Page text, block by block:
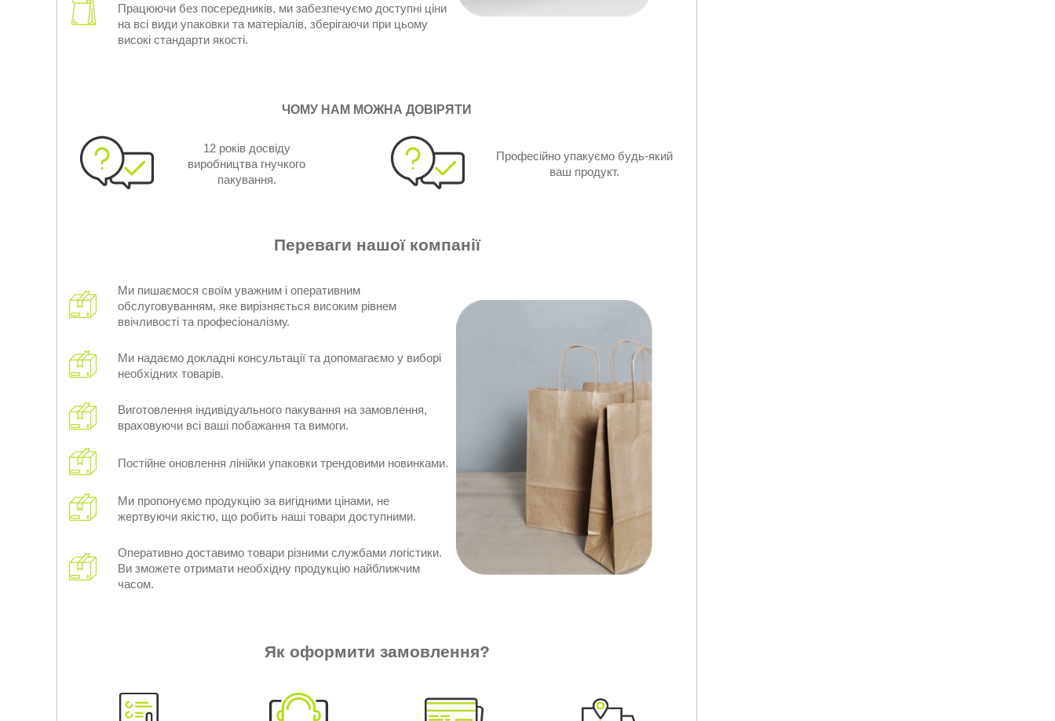
Працюючи без посередників, ми забезпечуємо доступні ціни
на всі види упаковки та матеріалів, зберігаючи при цьому
високі стандарти якості.
ЧОМУ НАМ МОЖНА ДОВІРЯТИ
12 років досвіду
виробництва гнучкого
пакування.
Професійно упакуємо будь-який
ваш продукт.
Переваги нашої компанії
Ми пишаємося своїм уважним і оперативним
обслуговуванням, яке вирізняється високим рівнем
ввічливості та професіоналізму.
Ми надаємо докладні консультації та допомагаємо у виборі
необхідних товарів.
Виготовлення індивідуального пакування на замовлення,
враховуючи всі ваші побажання та вимоги.
Постійне оновлення лінійки упаковки трендовими новинками.
Ми пропонуємо продукцію за вигідними цінами, не
жертвуючи якістю, що робить наші товари доступними.
Оперативно доставимо товари різними службами логістики.
Ви зможете отримати необхідну продукцію найближчим
часом.
Як оформити замовлення?